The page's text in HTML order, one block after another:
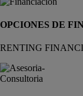
OPCIONES DE
RENTING